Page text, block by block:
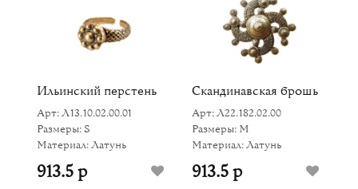
Ильинский перстень
Арт: Л13.10.02.00.01
Размеры: S
Материал: Латунь
913.5 р
Скандинавская брошь
Арт: Л22.182.02.00
Размеры: M
Материал: Латунь
913.5 р